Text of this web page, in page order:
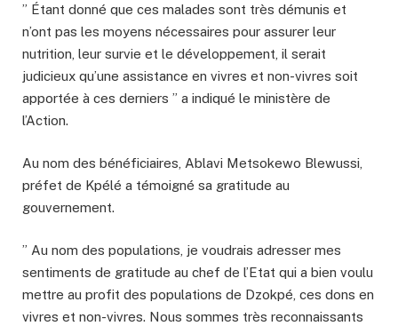
” Étant donné que ces malades sont très démunis et
n’ont pas les moyens nécessaires pour assurer leur
nutrition, leur survie et le développement, il serait
judicieux qu’une assistance en vivres et non-vivres soit
apportée à ces derniers ” a indiqué le ministère de
l’Action.
Au nom des bénéficiaires, Ablavi Metsokewo Blewussi,
préfet de Kpélé a témoigné sa gratitude au
gouvernement.
” Au nom des populations, je voudrais adresser mes
sentiments de gratitude au chef de l’Etat qui a bien voulu
mettre au profit des populations de Dzokpé, ces dons en
vivres et non-vivres. Nous sommes très reconnaissants